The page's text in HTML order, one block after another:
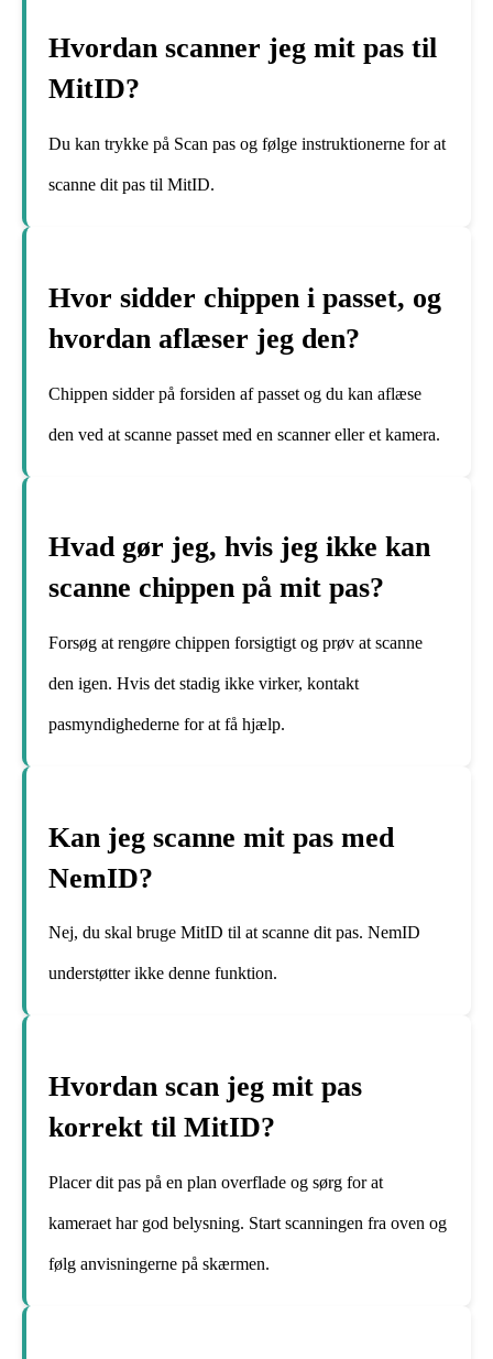
Hvordan scanner jeg mit pas til
MitID?
Du kan trykke på Scan pas og følge instruktionerne for at
scanne dit pas til MitID.
Hvor sidder chippen i passet, og
hvordan aflæser jeg den?
Chippen sidder på forsiden af passet og du kan aflæse
den ved at scanne passet med en scanner eller et kamera.
Hvad gør jeg, hvis jeg ikke kan
scanne chippen på mit pas?
Forsøg at rengøre chippen forsigtigt og prøv at scanne
den igen. Hvis det stadig ikke virker, kontakt
pasmyndighederne for at få hjælp.
Kan jeg scanne mit pas med
NemID?
Nej, du skal bruge MitID til at scanne dit pas. NemID
understøtter ikke denne funktion.
Hvordan scan jeg mit pas
korrekt til MitID?
Placer dit pas på en plan overflade og sørg for at
kameraet har god belysning. Start scanningen fra oven og
følg anvisningerne på skærmen.